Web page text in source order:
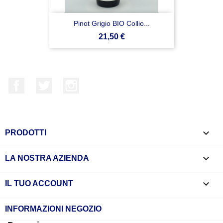
Pinot Grigio BIO Collio...
Prezzo
21,50 €
PRODOTTI 
LA NOSTRA AZIENDA 
IL TUO ACCOUNT 
INFORMAZIONI NEGOZIO